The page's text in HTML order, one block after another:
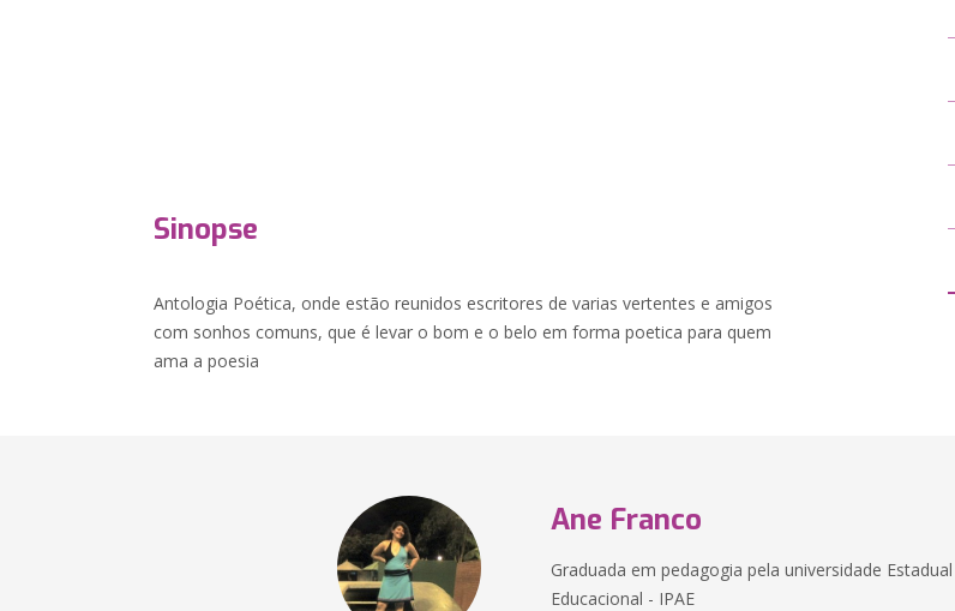
Sinopse
Antologia Poética, onde estão reunidos escritores de varias vertentes e amigos
com sonhos comuns, que é levar o bom e o belo em forma poetica para quem
ama a poesia
Ane Franco
Graduada em pedagogia pela universidade
Educacional - IPAE